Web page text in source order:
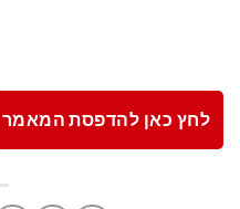
לחץ כאן להדפסת המאמר